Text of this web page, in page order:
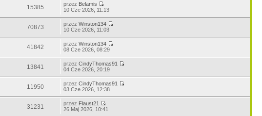
15385 przez Belamis
10 Cze 2026, 11:13
70873 przezWinston134
10 Cze 2026, 11:03
41842 przezWinston134
08 Cze 2026, 08:29
13841 przezCindyThomas91
04 Cze 2026, 20:19
11950 przezCindyThomas91
03 Cze 2026, 12:38
31231 przez Flaust21
26 Maj 2026, 10:41